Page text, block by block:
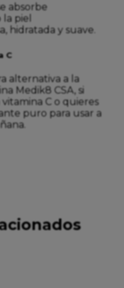
absorbe
piel
hidratada y suave.
C
alternativa a la
Medik8 CSA, si
C o quieres
puro para usar a